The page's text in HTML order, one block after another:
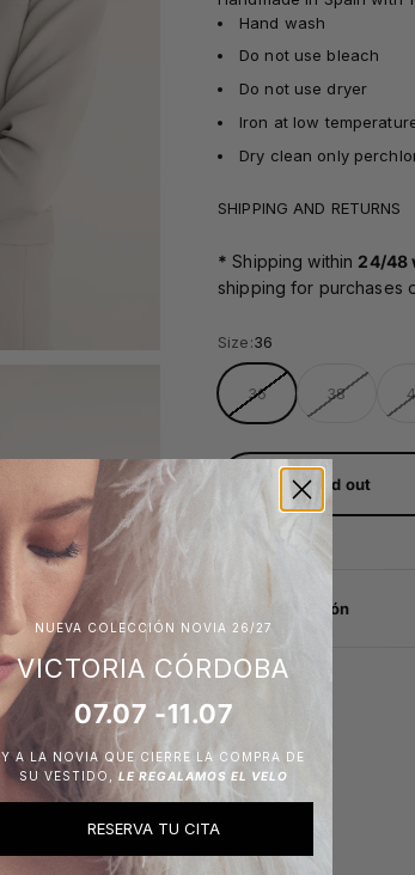
Hand wash
Do not use bleach
Do not use dryer
Iron at low
Dry clean only
SHIPPING AND RETURNS
* Shipping within 24/48
shipping for purchases
Size:36
36 38
Sold out
Más información
NUEVA COLECCIÓN NOVIA 26/27
VICTORIA CÓRDOBA
07.07 -11.07
Y A LA NOVIA QUE CIERRE LA COMPRA DE
SU VESTIDO, LE REGALAMOS EL VELO
RESERVA TU CITA